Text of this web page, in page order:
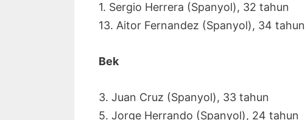
1. Sergio Herrera (Spanyol), 32 tahun
13. Aitor Fernandez (Spanyol), 34 tahun
Bek
3. Juan Cruz (Spanyol), 33 tahun
5. Jorge Herrando (Spanyol), 24 tahun